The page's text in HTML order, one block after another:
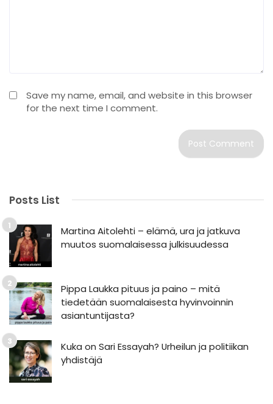
Save my name, email, and website in this browser
for the next time I comment.
Posts List
Martina Aitolehti – elämä, ura ja jatkuva
muutos suomalaisessa julkisuudessa
Pippa Laukka pituus ja paino – mitä
tiedetään suomalaisesta hyvinvoinnin
asiantuntijasta?
Kuka on Sari Essayah? Urheilun ja politiikan
yhdistäjä